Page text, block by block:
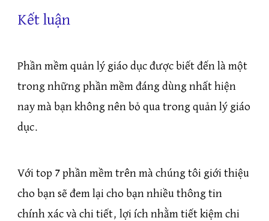
Kết luận
Phần mềm quản lý giáo dục được biết đến là một
trong những phần mềm đáng dùng nhất hiện
nay mà bạn không nên bỏ qua trong quản lý giáo
dục.
Với top 7 phần mềm trên mà chúng tôi giới thiệu
cho bạn sẽ đem lại cho bạn nhiều thông tin
chính xác và chi tiết, lợi ích nhằm tiết kiệm chi